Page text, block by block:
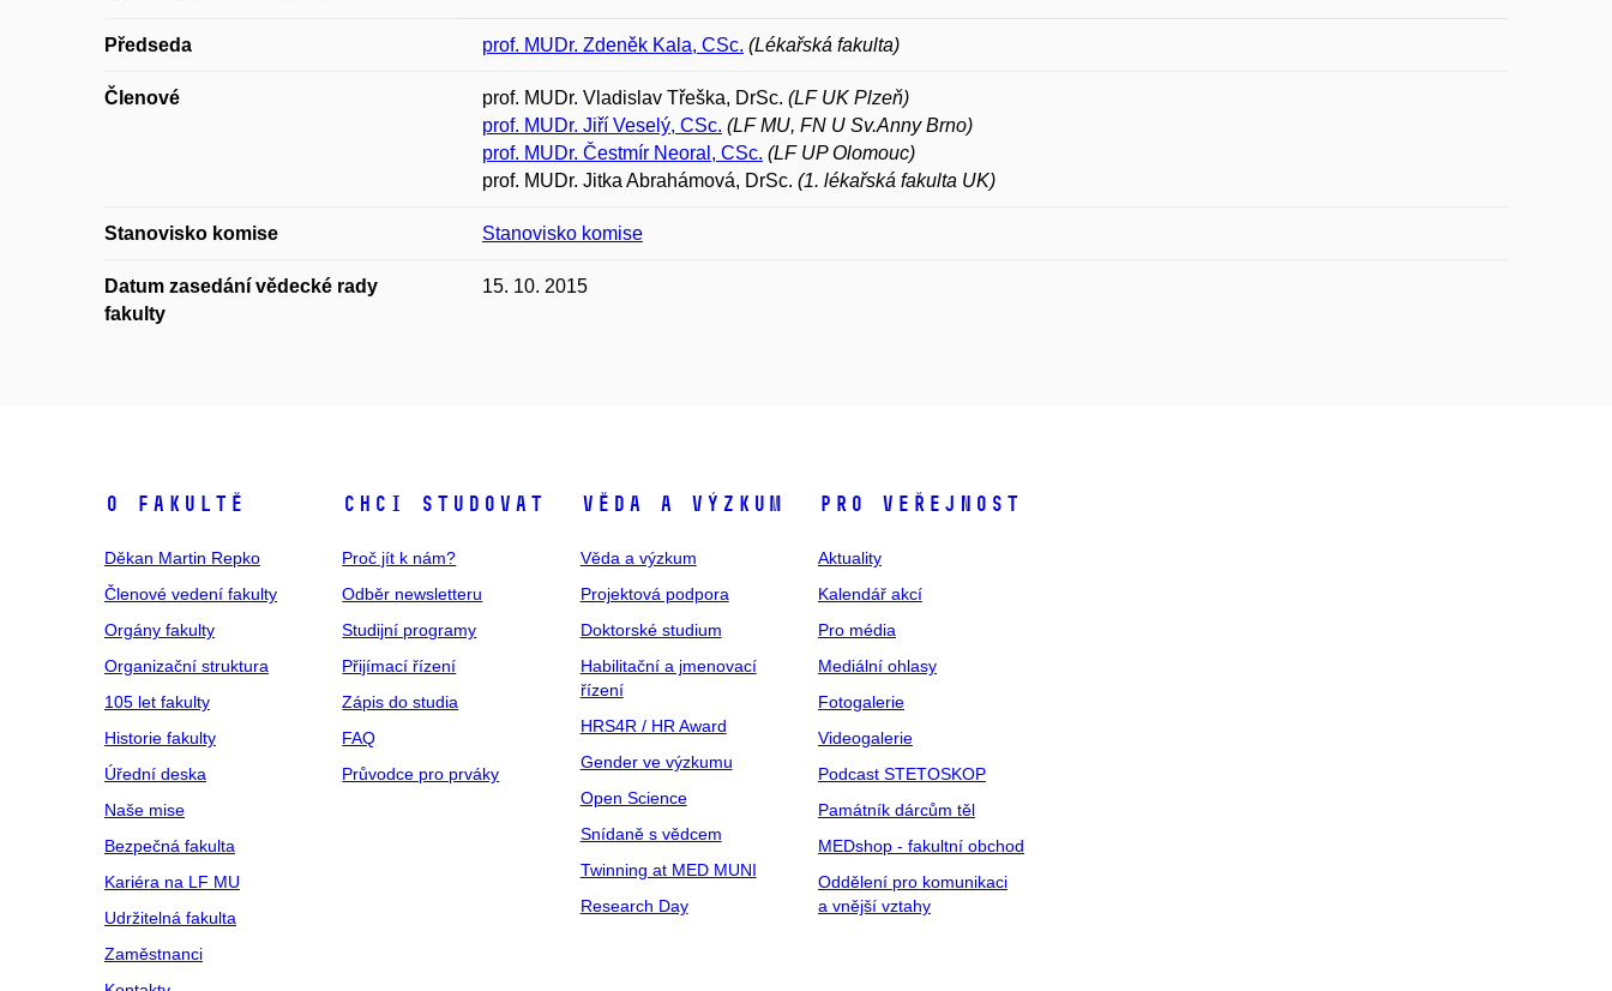
Předseda prof. MUDr. Zdeněk Kala, CSc. (Lékařská fakulta)
Členové prof. MUDr. Vladislav Třeška, DrSc. (LF UK Plzeň)
prof. MUDr. Jiří Veselý, CSc. (LF MU, FN U Sv.Anny Brno)
prof. MUDr. Čestmír Neoral, CSc. (LF UP Olomouc)
prof. MUDr. Jitka Abrahámová, DrSc. (1. lékařská fakulta UK)
Stanovisko komise Stanovisko komise
Datum zasedání vědecké rady
fakulty
15. 10. 2015
O fakultě
Děkan Martin Repko
Členové vedení fakulty
Orgány fakulty
Organizační struktura
105 let fakulty
Historie fakulty
Úřední deska
Naše mise
Bezpečná fakulta
Kariéra na LF MU
Udržitelná fakulta
Zaměstnanci
Chci studovat
Proč jít k nám?
Odběr newsletteru
Studijní programy
Přijímací řízení
Zápis do studia
FAQ
Průvodce pro prváky
Věda a výzkum
Věda a výzkum
Projektová podpora
Doktorské studium
Habilitační a jmenovací
řízení
HRS4R / HR Award
Gender ve výzkumu
Open Science
Snídaně s vědcem
Twinning at MED MUNI
Research Day
Pro veřejnost
Aktuality
Kalendář akcí
Pro média
Mediální ohlasy
Fotogalerie
Videogalerie
Podcast STETOSKOP
Památník dárcům těl
MEDshop - fakultní obchod
Oddělení pro komunikaci
a vnější vztahy